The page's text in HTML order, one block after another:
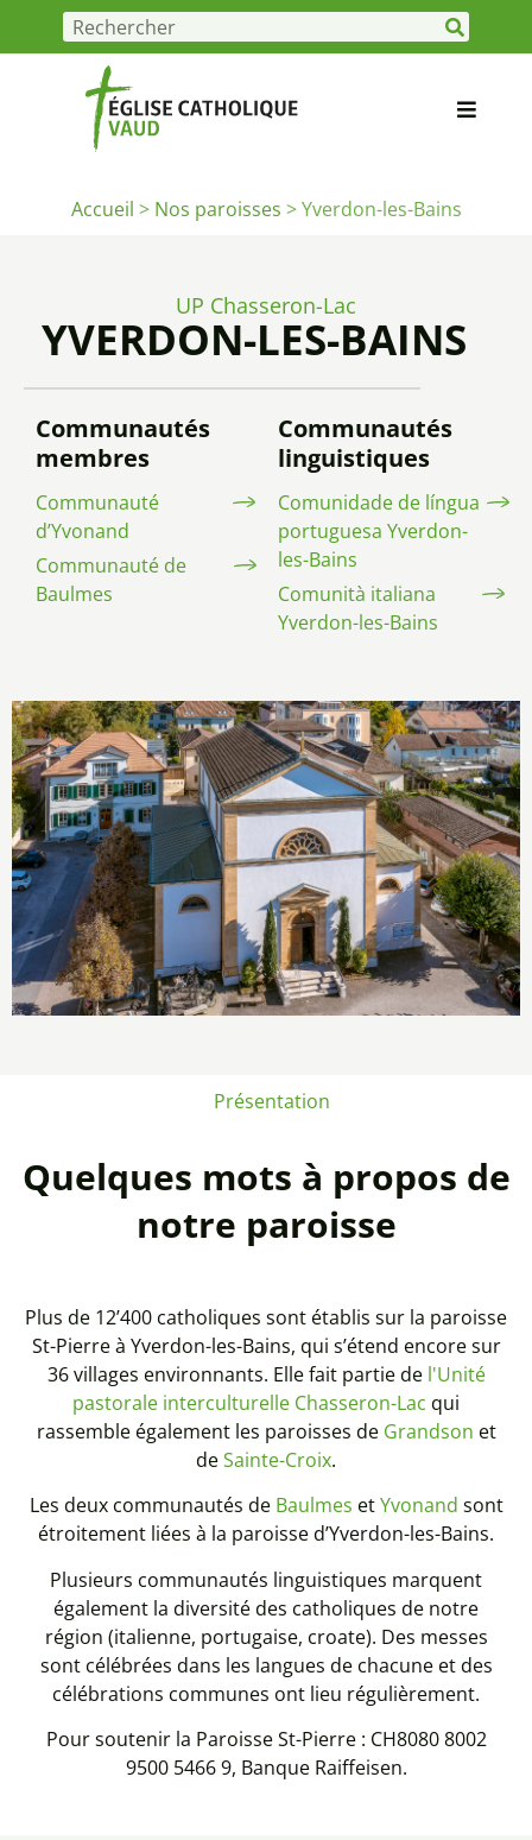
Accueil > Nos paroisses >Yverdon-les-Bains
UP Chasseron-Lac
YVERDON-LES-BAINS
Communautés
membres
Communauté
d’Yvonand
Communauté de
Baulmes
Communautés
linguistiques
Comunidade de língua
portuguesa Yverdon-
les-Bains
Comunità italiana
Yverdon-les-Bains
Présentation
Quelques mots à propos de
notre paroisse
Plus de 12’400 catholiques sont établis sur la paroisse
St-Pierre à Yverdon-les-Bains, qui s’étend encore sur
36 villages environnants. Elle fait partie de l'Unité
pastorale interculturelle Chasseron-Lac qui
rassemble également les paroisses de Grandson et
deSainte-Croix.
Les deux communautés de Baulmes etYvonand sont
étroitement liées à la paroisse d’Yverdon-les-Bains.
Plusieurs communautés linguistiques marquent
également la diversité des catholiques de notre
région (italienne, portugaise, croate). Des messes
sont célébrées dans les langues de chacune et des
célébrations communes ont lieu régulièrement.
Pour soutenir la Paroisse St-Pierre : CH8080 8002
9500 5466 9, Banque Raiffeisen.